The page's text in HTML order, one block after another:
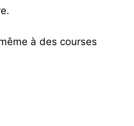
à des courses